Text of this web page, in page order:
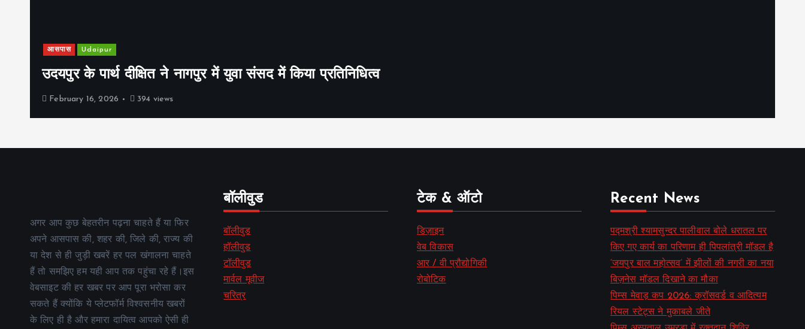
आसपास Udaipur
उदयपुर के पार्थ दीक्षित ने नागपुर में युवा संसद में किया प्रतिनिधित्व
February 16, 2026 394 views
अगर आप कुछ बेहतरीन पढ़ना चाहते हैं या फिर
अपने आसपास की, शहर की, जिले की, राज्य की
या देश से ही जुड़ी खबरें हर पल खंगालना चाहते
हैं तो समझिए हम यही आप तक पहुंचा रहे हैं।इस
वेबसाइट की हर खबर पर आप पूरा भरोसा कर
सकते हैं क्योंकि ये प्लेटफॉर्म विश्वसनीय खबरों
के लिए ही है और हमारा दायित्व आपको ऐसी ही
बॉलीवुड
बॉलीवुड
हॉलीवुड
टॉलीवुड
मार्वल मूवीज
चरित्र
टेक & ऑटो
डिज़ाइन
वेब विकास
आर / वी प्रौद्योगिकी
रोबोटिक
Recent News
पद्मश्री श्यामसुन्दर पालीवाल बोले धरातल पर
किए गए कार्य का परिणाम ही पिपलांत्री मॉडल है
‘जयपुर बाल महोत्सव’ में झीलों की नगरी का नया
बिज़नेस मॉडल दिखाने का मौका
पिम्स मेवाड़ कप 2026: क्रॉसवर्ड व आदित्यम
रियल स्टेट्स ने मुकाबले जीते